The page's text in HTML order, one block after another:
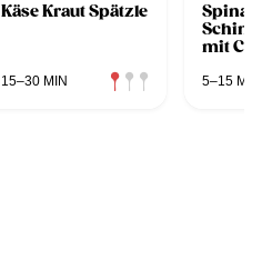
Käse Kraut Spätzle
15–30 MIN
mit
5–15 MIN